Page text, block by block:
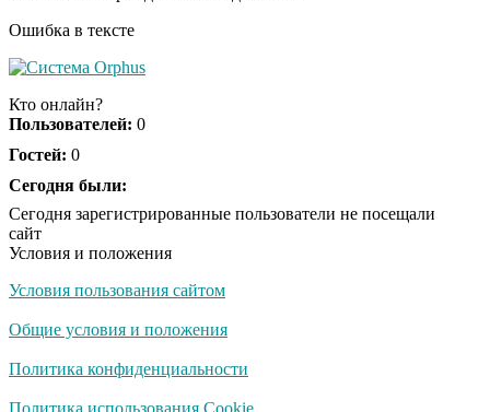
Ролик из Омска: вы
Ржу не переставая, это
не раз
Скрытая камера на
люди вытворяют, когда
Ролик длится
Ошибка в тексте
Кто онлайн?
Пользователей: 0
Гостей: 0
Сегодня были:
Сегодня зарегистрированные пользователи не посещали
сайт
Условия и положения
Условия пользования сайтом
Общие условия и положения
Политика конфиденциальности
Политика использования Cookie